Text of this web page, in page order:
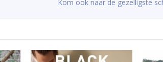
Kom ook naar de gezelligste